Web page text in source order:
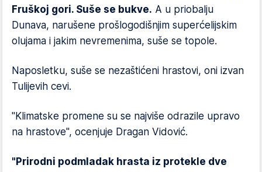
Fruškoj gori. Suše se bukve. A u priobalju
Dunava, narušene prošlogodišnjim superćelijskim
olujama i jakim nevremenima, suše se topole.
Naposletku, suše se nezaštićeni hrastovi, oni izvan
Tulijevih cevi.
"Klimatske promene su se najviše odrazile upravo
na hrastove", ocenjuje Dragan Vidović.
"Prirodni podmladak hrasta iz protekle dve